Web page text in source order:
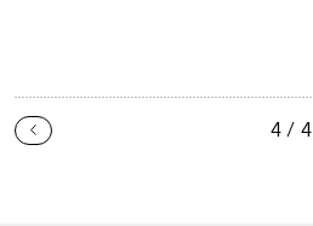
Précédent 4 / 4